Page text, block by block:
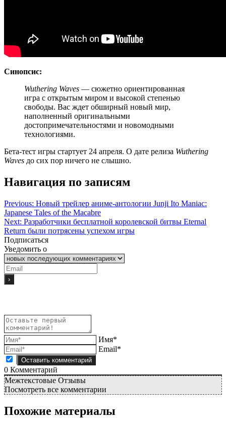
Синопсис:
Wuthering Waves — сюжетно ориентированная
игра с открытым миром и высокой степенью
свободы. Вас ждет обширный новый мир,
наполненный оригинальными
достопримечательностями и новомодными
технологиями.
Бета-тест игры стартует 24 апреля. О дате релиза Wuthering
Waves до сих пор ничего не слышно.
Навигация по записям
Previous: Новый трейлер аниме-антологии Junji Ito Maniac:
Japanese Tales of the Macabre
Next: Разработчики бесплатной королевской битвы Eternal
Return были потрясены успехом игры
Подписаться
Уведомить о
Имя*
Email*
0 Комментарий
Межтекстовые Отзывы
Посмотреть все комментарии
Похожие материалы